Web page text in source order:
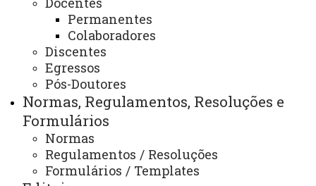
Permanentes
Colaboradores
Discentes
Egressos
Pós-Doutores
Normas, Regulamentos, Resoluções e
Formulários
Normas
Regulamentos / Resoluções
Formulários / Templates
Unioeste Toledo
Rua Guaíra, 3141, Jd La Salle - Toledo/PR
A coordenação do PPG em Ciências
Ambientais está no Bloco B3, 1º piso, sala
204.
ATUALIZAÇÃO MAIS RECENTE: 19 DE MAIO DE 2026
ACESSOS: 869